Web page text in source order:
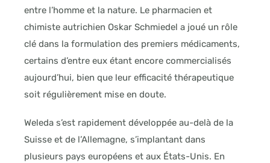
entre l’homme et la nature. Le pharmacien et
chimiste autrichien Oskar Schmiedel a joué un rôle
clé dans la formulation des premiers médicaments,
certains d’entre eux étant encore commercialisés
aujourd’hui, bien que leur efficacité thérapeutique
soit régulièrement mise en doute.
Weleda s’est rapidement développée au-delà de la
Suisse et de l’Allemagne, s’implantant dans
plusieurs pays européens et aux États-Unis. En